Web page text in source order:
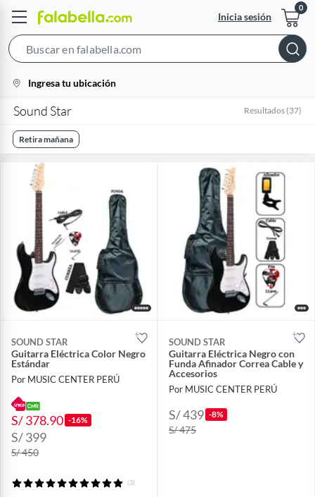
Inicia sesión
Bar
location-
icon
Ingresa tu ubicación
Sound Star Resultados (37)
Retira mañana
SOUND STAR
Guitarra Eléctrica Color Negro
Estándar
Por MUSIC CENTER PERÚ
S/ 378.90 -16%
S/ 399
S/ 450
(3)
SOUND STAR
Guitarra Eléctrica Negro con
Funda Afinador Correa Cable y
Accesorios
Por MUSIC CENTER PERÚ
S/ 439 -8%
S/ 475